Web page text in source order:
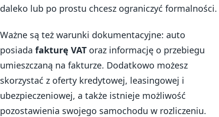
daleko lub po prostu chcesz ograniczyć formalności.
Ważne są też warunki dokumentacyjne: auto
posiada fakturę VAT oraz informację o przebiegu
umieszczaną na fakturze. Dodatkowo możesz
skorzystać z oferty kredytowej, leasingowej i
ubezpieczeniowej, a także istnieje możliwość
pozostawienia swojego samochodu w rozliczeniu.